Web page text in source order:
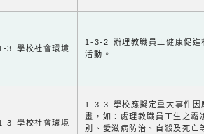
3 學校社會環境
1-3-2 辦理教職員工健康促進
活動。
3 學校社會環境
1-3-3 學校應擬定重大事件因
畫，如：處理教職員工生之霸
別、愛滋病防治、自殺及死亡